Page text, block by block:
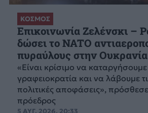
ΚΟΣΜΟΣ
Επικοινωνία Ζελένσκι –
δώσει το NATO
πυραύλους στην Ουκρανία
«Είναι κρίσιμο να
γραφειοκρατία και να λάβουμε
πολιτικές αποφάσεις»,
πρόεδρος